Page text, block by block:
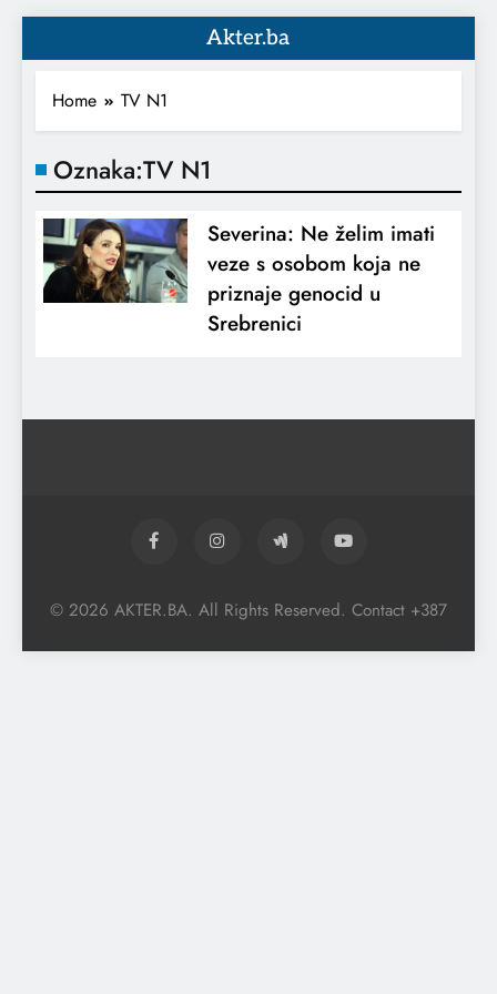
Akter.ba
Home TV N1
Oznaka:TV N1
Severina: Ne želim imati
veze s osobom koja ne
priznaje genocid u
Srebrenici
© 2026 AKTER.BA. All Rights Reserved. Contact +387